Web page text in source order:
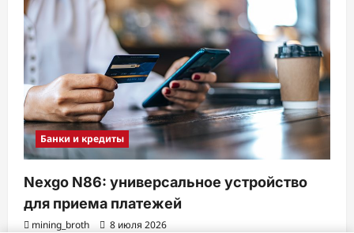
Банки и кредиты
Nexgo N86: универсальное устройство
для приема платежей
mining_broth 8 июля 2026